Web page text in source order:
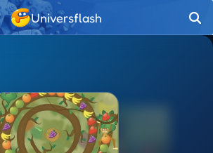
Universflash